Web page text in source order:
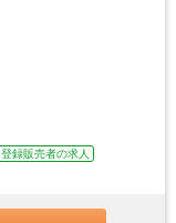
登録販売者の求人